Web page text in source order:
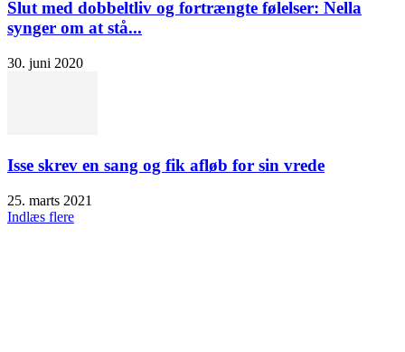
Slut med dobbeltliv og fortrængte følelser: Nella
synger om at stå...
30. juni 2020
Isse skrev en sang og fik afløb for sin vrede
25. marts 2021
Indlæs flere